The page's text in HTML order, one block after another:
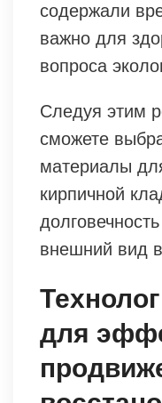
содержали
важно для
вопроса
Следуя этим
сможете
материалы
кирпичной
внешний вид
для